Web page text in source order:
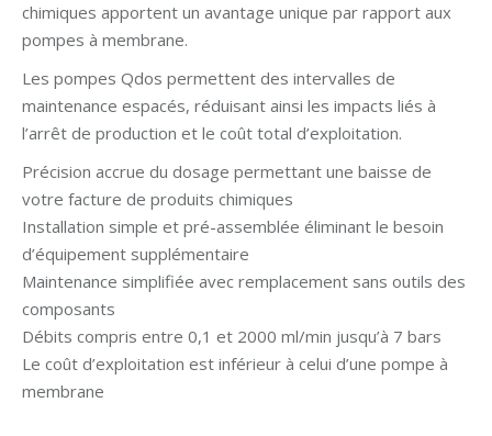
chimiques apportent un avantage unique par rapport aux
pompes à membrane.
Les pompes Qdos permettent des intervalles de
maintenance espacés, réduisant ainsi les impacts liés à
l’arrêt de production et le coût total d’exploitation.
Précision accrue du dosage permettant une baisse de
votre facture de produits chimiques
Installation simple et pré-assemblée éliminant le besoin
d’équipement supplémentaire
Maintenance simplifiée avec remplacement sans outils des
composants
Débits compris entre 0,1 et 2000 ml/min jusqu’à 7 bars
Le coût d’exploitation est inférieur à celui d’une pompe à
membrane